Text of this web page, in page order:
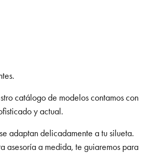
catálogo de modelos contamos con
y actual.
adaptan delicadamente a tu silueta.
asesoría a medida, te guiaremos para